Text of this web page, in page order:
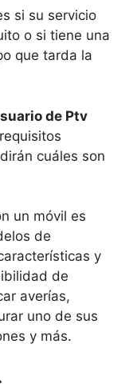
si su servicio
o si tiene una
que tarda la
de Ptv
cuáles son
un móvil es
de
y
de
averías,
uno de sus
y más.